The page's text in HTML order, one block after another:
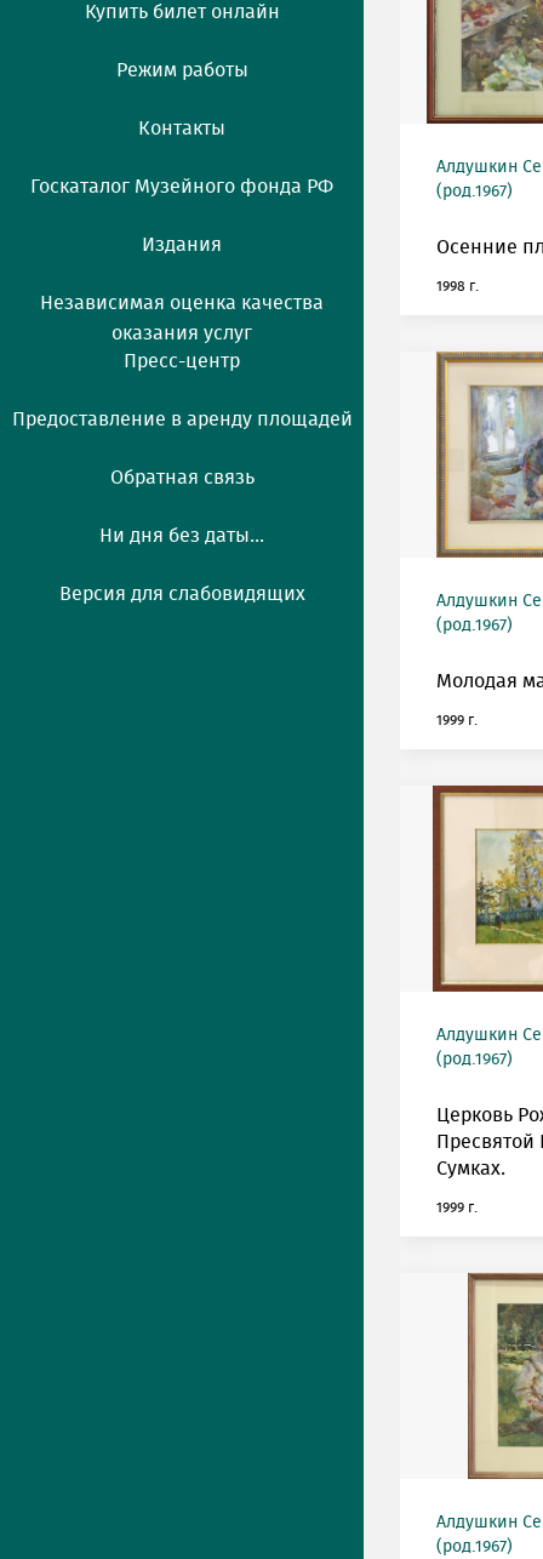
Купить билет онлайн
Режим работы
Контакты
Госкаталог Музейного фонда РФ
Издания
Независимая оценка качества
оказания услуг
Пресс-центр
Предоставление в аренду площадей
Обратная связь
Ни дня без даты...
Версия для слабовидящих
Алдушкин
(род.1967)
Осенние
1998 г.
Алдушкин
(род.1967)
Молодая
1999 г.
Алдушкин
(род.1967)
Церковь
Пресвятой
Сумках.
1999 г.
Алдушкин
(род.1967)